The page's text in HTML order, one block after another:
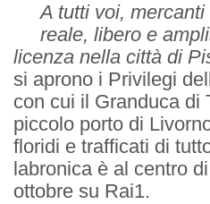
A tutti voi,
reale, libero e
licenza nella città di
si aprono i Privilegi
con cui il Granduca di
piccolo porto di
floridi e trafficati di
labronica è al centro di
ottobre su Rai1.